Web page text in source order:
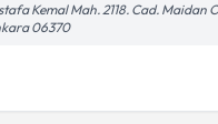
Kemal Mah. 2118. Cad. Maidan
06370